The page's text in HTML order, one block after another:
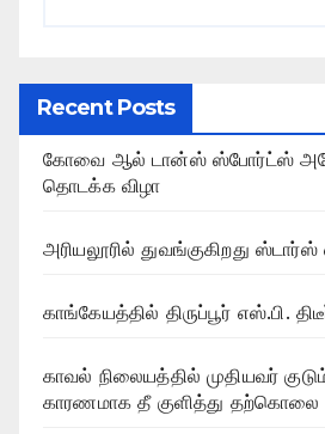
Recent Posts
கோவை ஆல் டான்ஸ் ஸ்போர்ட்ஸ்
தொடக்க விழா
அரியலூரில் துவங்குகிறது
காங்கேயத்தில் திருப்பூர் எஸ்.பி.
காவல் நிலையத்தில் முதியவர்
காரணமாக தீ குளித்து தற்கொலை